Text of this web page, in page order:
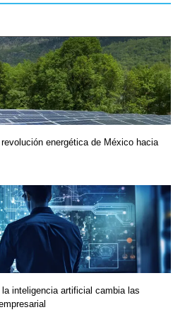
energética de México hacia
inteligencia artificial cambia las